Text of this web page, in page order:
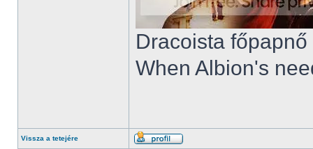
Dracoista főpapnő
When Albion's
Vissza a tetejére